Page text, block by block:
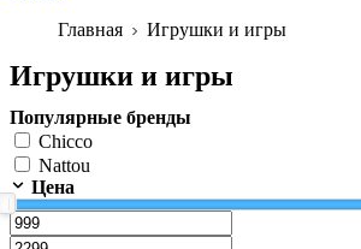
Главная
Игрушки и игры
Игрушки и игры
Популярные бренды
Chicco
Nattou
Цена